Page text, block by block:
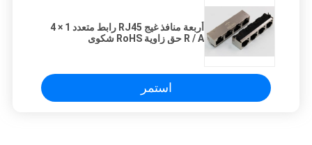
أربعة منافذ غيج RJ45 رابط متعدد 1 × 4
R / A حق زاوية RoHS شكوى
استمر